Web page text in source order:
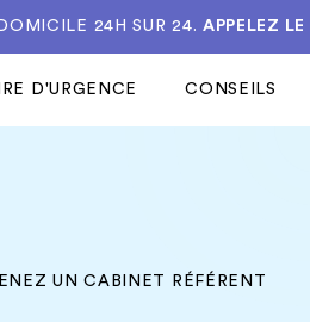
24H SUR 24. APPELEZ LE
D'URGENCE CONSEILS
UN CABINET RÉFÉRENT